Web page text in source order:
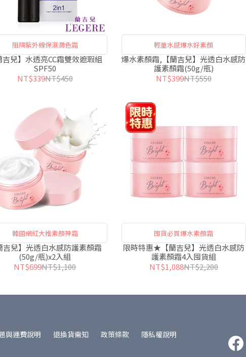
阻隔紫外線保濕潤色霜
吉兒】水透亮CC霜雙效遮瑕組
SPF50
NT$339NT$450
輕量水感爆水好素顏
爆水素顏霜,【蘭吉兒】光透白水感防
護素顏霜(50g/瓶)
NT$399NT$550
韓國網紅大推素顏神霜
吉兒】光透白水感防護素顏霜
(50g/瓶)x2入組
NT$699NT$1,100
囤貨必買爆水素顏霜
限時特惠★【蘭吉兒】光透白水感防
護素顏霜4入囤貨組
NT$1,088NT$2,200
與運費說明 退換貨需知 政策條款 隱私權說明